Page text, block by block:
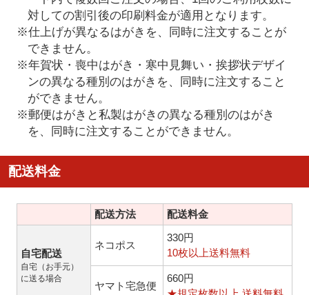
対しての割引後の印刷料金が適用となります。
※仕上げが異なるはがきを、同時に注文することが
できません。
※年賀状・喪中はがき・寒中見舞い・挨拶状デザイ
ンの異なる種別のはがきを、同時に注文すること
ができません。
※郵便はがきと私製はがきの異なる種別のはがき
を、同時に注文することができません。
配送料金
配送方法 配送料金
自宅配送
自宅（お手元）
に送る場合
ネコポス
330円
10枚以上送料無料
ヤマト宅急便
660円